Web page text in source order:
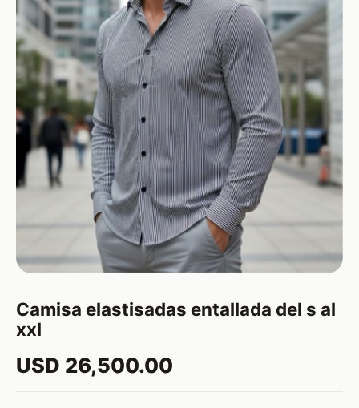
Camisa elastisadas entallada del s al
xxl
USD 26,500.00